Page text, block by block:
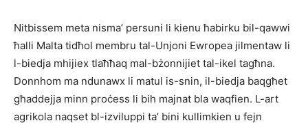
Nitbissem meta nisma’ persuni li kienu ħabirku bil-qawwi
ħalli Malta tidħol membru tal-Unjoni Ewropea jilmentaw li
l-biedja mhijiex tlaħħaq mal-bżonnijiet tal-ikel tagħna.
Donnhom ma ndunawx li matul is-snin, il-biedja baqgħet
għaddejja minn proċess li bih majnat bla waqfien. L-art
agrikola naqset bl-izviluppi ta’ bini kullimkien u fejn